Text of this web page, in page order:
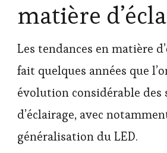
matière
Les tendances en matière
fait quelques années que
évolution considérable des
d’éclairage, avec
généralisation du LED.